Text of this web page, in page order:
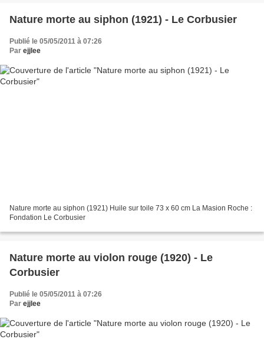
Nature morte au siphon (1921) - Le Corbusier
Publié le 05/05/2011 à 07:26
Par ejjlee
Nature morte au siphon (1921) Huile sur toile 73 x 60 cm La Masion Roche :
Fondation Le Corbusier
Nature morte au violon rouge (1920) - Le
Corbusier
Publié le 05/05/2011 à 07:26
Par ejjlee